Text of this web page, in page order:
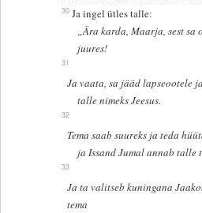
30 Ja ingel ütles talle:
„Ära karda, Maarja, sest sa
juures!
31
Ja vaata, sa jääd lapseootele
talle nimeks Jeesus.
32
Tema saab suureks ja teda
ja Issand Jumal annab talle
33
Ja ta valitseb kuningana
tema